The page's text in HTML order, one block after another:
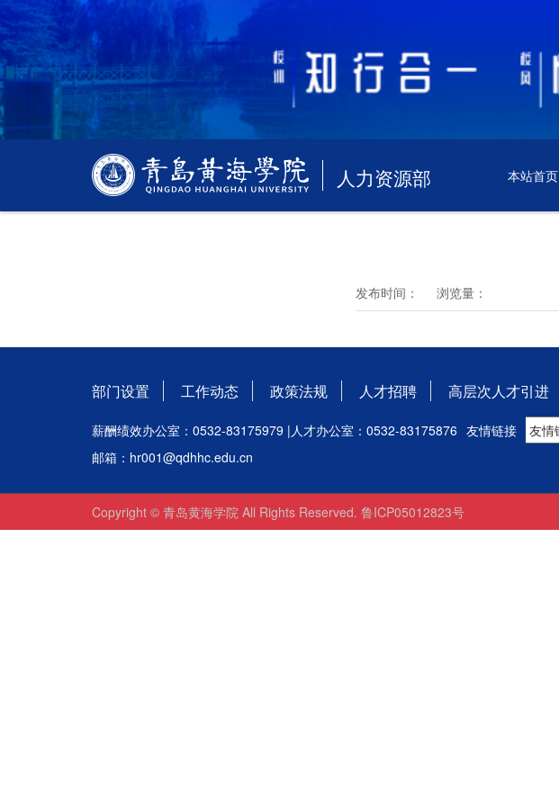
人力资源部 本站首页
发布时间：
浏览量：
部门设置 工作动态 政策法规 人才招聘 高层次人才引进
薪酬绩效办公室：0532-83175979 |人才办公室：0532-83175876
邮箱：hr001@qdhhc.edu.cn
友情链接
Copyright © 青岛黄海学院 All Rights Reserved. 鲁ICP05012823号